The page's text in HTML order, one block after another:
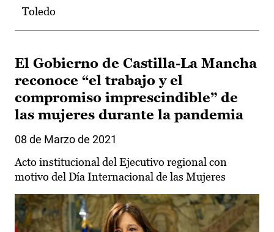
Toledo
El Gobierno de Castilla-La Mancha
reconoce “el trabajo y el
compromiso imprescindible” de
las mujeres durante la pandemia
08 de Marzo de 2021
Acto institucional del Ejecutivo regional con
motivo del Día Internacional de las Mujeres